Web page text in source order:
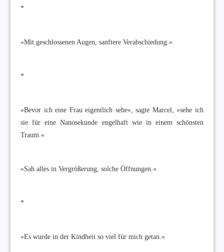
*
»Mit geschlossenen Augen, sanftere Verabschiedung.«
*
»Bevor ich eine Frau eigentlich sehe«, sagte Marcel, »sehe ich
sie für eine Nanosekunde engelhaft wie in einem schönsten
Traum.«
»Sah alles in Vergrößerung, solche Öffnungen.«
*
»Es wurde in der Kindheit so viel für mich getan.«